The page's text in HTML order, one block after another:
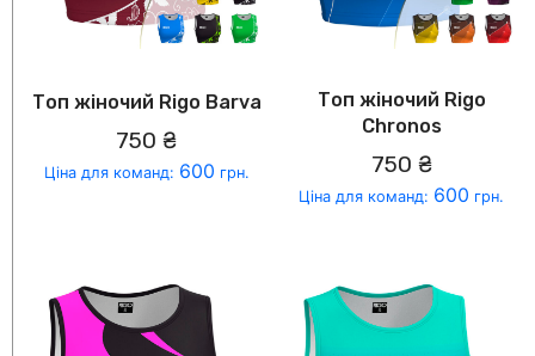
Топ жіночий Rigo Barva
750 ₴
Ціна для команд: 600 грн.
Топ жіночий Rigo
Chronos
750 ₴
Ціна для команд: 600 грн.